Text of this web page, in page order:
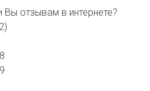
Вы отзывам в интернете?